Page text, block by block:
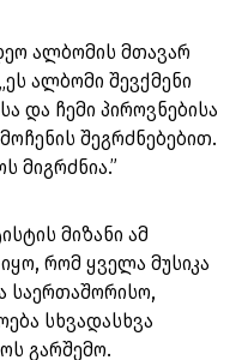
ალბომის მთავარ
ალბომი შევქმენი
და ჩემი პიროვნებისა
შეგრძნებებით.
მიგრძნია.”
მიზანი ამ
რომ ყველა მუსიკა
საერთაშორისო,
სხვადასხვა
გარშემო.